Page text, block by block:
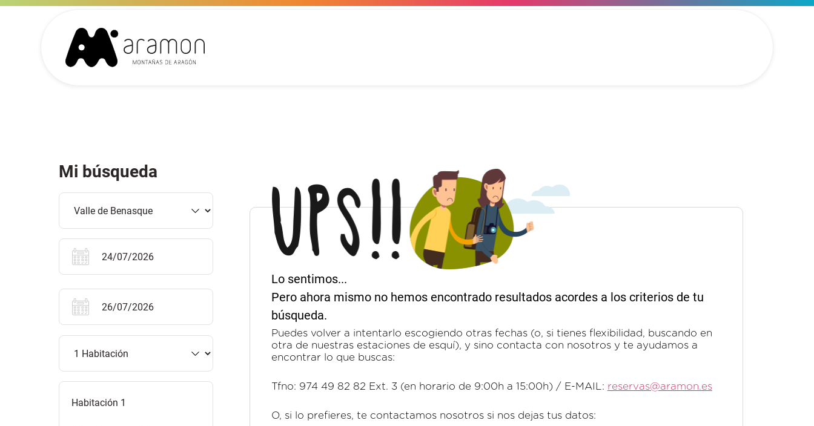
Mi búsqueda
Habitación 1
Lo sentimos...
Pero ahora mismo no hemos encontrado resultados acordes a los criterios de tu
búsqueda.
Puedes volver a intentarlo escogiendo otras fechas (o, si tienes flexibilidad, buscando en
otra de nuestras estaciones de esquí), y sino contacta con nosotros y te ayudamos a
encontrar lo que buscas:
Tfno: 974 49 82 82 Ext. 3 (en horario de 9:00h a 15:00h) / E-MAIL: reservas@aramon.es
O, si lo prefieres, te contactamos nosotros si nos dejas tus datos: